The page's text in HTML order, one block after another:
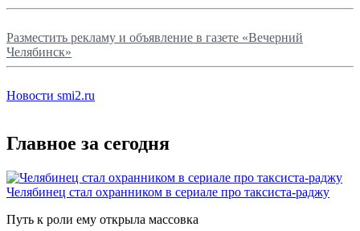
Разместить рекламу и объявление в газете «Вечерний
Челябинск»
Новости smi2.ru
Главное за сегодня
Челябинец стал охранником в сериале про таксиста-раджу
Путь к роли ему открыла массовка